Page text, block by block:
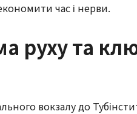
час і нерви.
руху та
вокзалу до